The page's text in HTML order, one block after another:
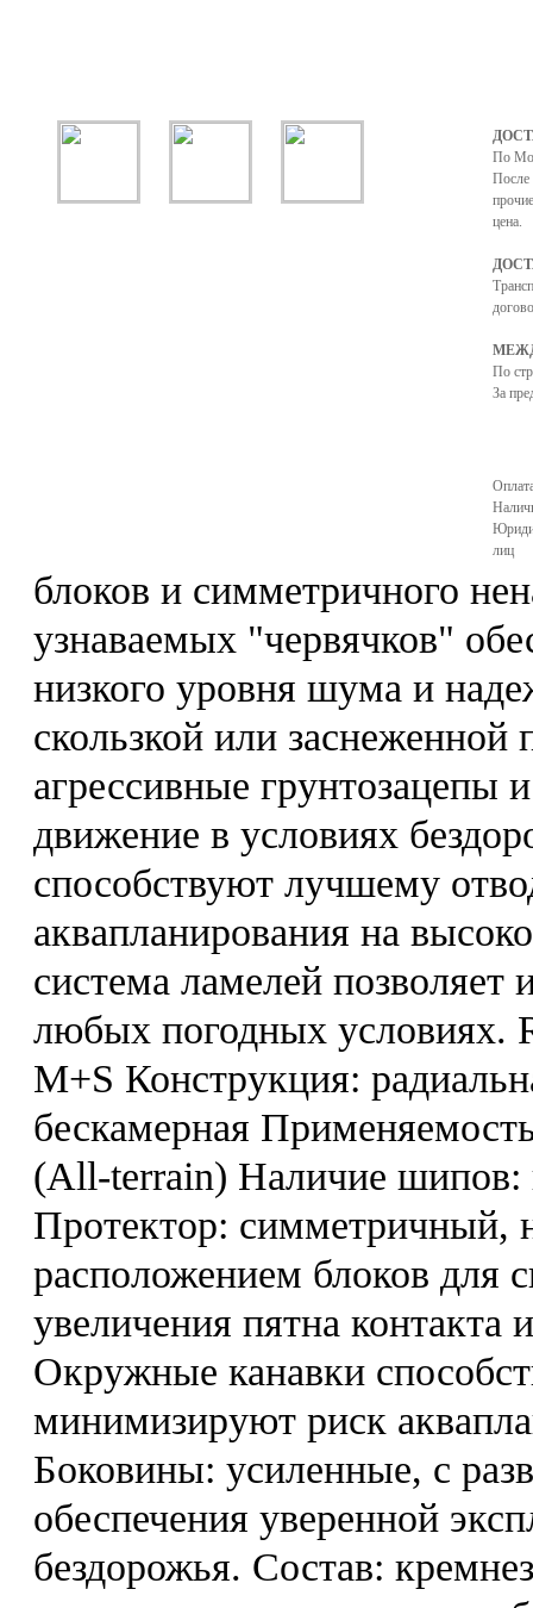
По
После
цена.
По
За
лиц
блоков и симметричного
узнаваемых "червячков"
низкого уровня шума и
скользкой или заснеженной
агрессивные грунтозацепы
движение в условиях
способствуют лучшему
аквапланирования на
система ламелей позволяет
любых погодных условиях.
M+S Конструкция:
бескамерная
(All-terrain) Наличие шипов:
Протектор: симметричный,
расположением блоков для
увеличения пятна
Окружные канавки
минимизируют риск
Боковины: усиленные, с
обеспечения уверенной
бездорожья. Состав: